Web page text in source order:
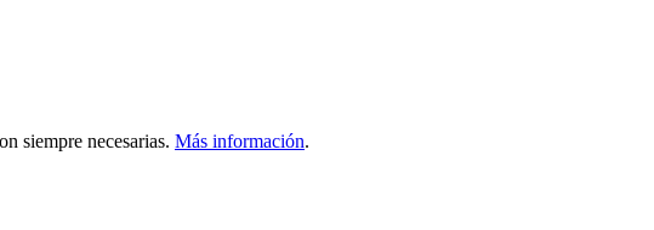
siempre necesarias. Más información.